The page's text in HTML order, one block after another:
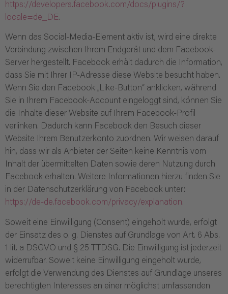
https://developers.facebook.com/docs/plugins/?
locale=de_DE.
Wenn das Social-Media-Element aktiv ist, wird eine direkte
Verbindung zwischen Ihrem Endgerät und dem Facebook-
Server hergestellt. Facebook erhält dadurch die Information,
dass Sie mit Ihrer IP-Adresse diese Website besucht haben.
Wenn Sie den Facebook „Like-Button“ anklicken, während
Sie in Ihrem Facebook-Account eingeloggt sind, können Sie
die Inhalte dieser Website auf Ihrem Facebook-Profil
verlinken. Dadurch kann Facebook den Besuch dieser
Website Ihrem Benutzerkonto zuordnen. Wir weisen darauf
hin, dass wir als Anbieter der Seiten keine Kenntnis vom
Inhalt der übermittelten Daten sowie deren Nutzung durch
Facebook erhalten. Weitere Informationen hierzu finden Sie
in der Datenschutzerklärung von Facebook unter:
https://de-de.facebook.com/privacy/explanation.
Soweit eine Einwilligung (Consent) eingeholt wurde, erfolgt
der Einsatz des o. g. Dienstes auf Grundlage von Art. 6 Abs.
1 lit. a DSGVO und § 25 TTDSG. Die Einwilligung ist jederzeit
widerrufbar. Soweit keine Einwilligung eingeholt wurde,
erfolgt die Verwendung des Dienstes auf Grundlage unseres
berechtigten Interesses an einer möglichst umfassenden